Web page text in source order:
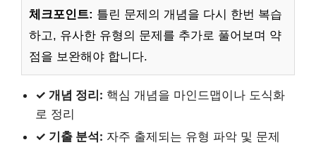
체크포인트: 틀린 문제의 개념을 다시 한번 복습
하고, 유사한 유형의 문제를 추가로 풀어보며 약
점을 보완해야 합니다.
✓ 개념 정리: 핵심 개념을 마인드맵이나 도식화
로 정리
✓ 기출 분석: 자주 출제되는 유형 파악 및 문제